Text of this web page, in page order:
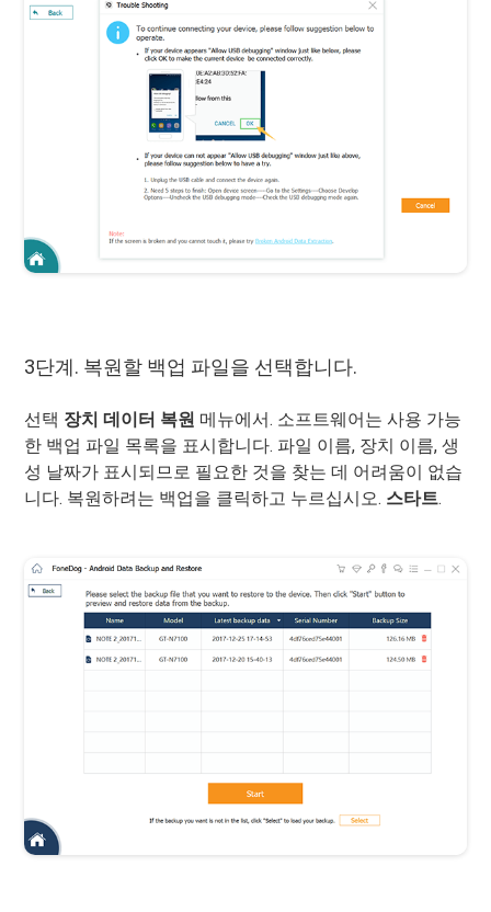
3단계. 복원할 백업 파일을 선택합니다.
선택 장치 데이터 복원 메뉴에서. 소프트웨어는 사용 가능
한 백업 파일 목록을 표시합니다. 파일 이름, 장치 이름, 생
성 날짜가 표시되므로 필요한 것을 찾는 데 어려움이 없습
니다. 복원하려는 백업을 클릭하고 누르십시오. 스타트.